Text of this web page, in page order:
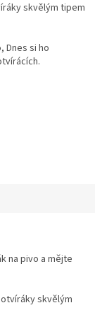
skvělým tipem
Dnes si ho
na pivo a mějte
skvělým